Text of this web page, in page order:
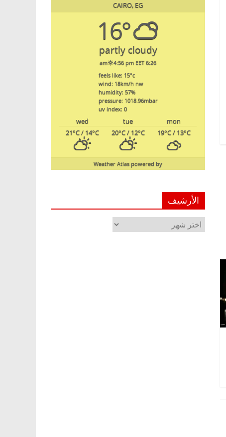
CAIRO, EG
16°
partly cloudy
6:26 am
4:56 pm EET
feels like: 15°c
wind: 18km/h nw
humidity: 57%
pressure: 1018.96mbar
uv index: 0
mon
tue
wed
19°C/ 13°C
20°C/ 12°C
21°C/ 14°C
powered by
Weather Atlas
الأرشيف
الأرشيف